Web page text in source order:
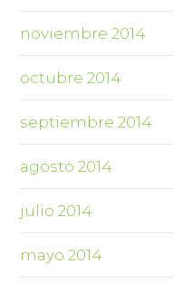
noviembre 2014
octubre 2014
septiembre 2014
agosto 2014
julio 2014
mayo 2014